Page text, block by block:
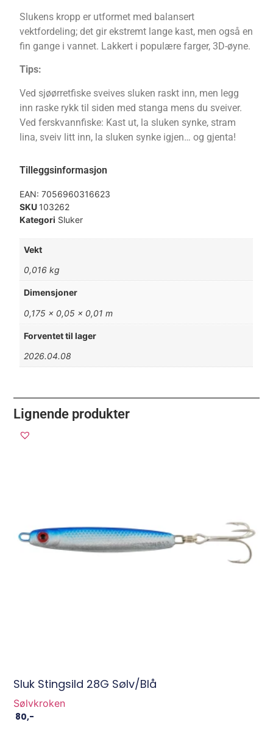
Slukens kropp er utformet med balansert
vektfordeling; det gir ekstremt lange kast, men også en
fin gange i vannet. Lakkert i populære farger, 3D-øyne.
Tips:
Ved sjøørretfiske sveives sluken raskt inn, men legg
inn raske rykk til siden med stanga mens du sveiver.
Ved ferskvannfiske: Kast ut, la sluken synke, stram
lina, sveiv litt inn, la sluken synke igjen… og gjenta!
Tilleggsinformasjon
EAN:7056960316623
SKU 103262
Kategori Sluker
Vekt
0,016 kg
Dimensjoner
0,175 × 0,05 × 0,01 m
Forventet til lager
2026.04.08
Lignende produkter
Sluk Stingsild 28G Sølv/Blå
Sølvkroken
80,-